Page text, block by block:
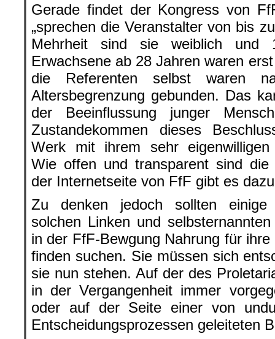
Gerade findet der Kongress von
„sprechen die Veranstalter von bis
Mehrheit sind sie weiblich
Erwachsene ab 28 Jahren waren
die Referenten selbst waren
Altersbegrenzung gebunden. Das
der Beeinflussung junger
Zustandekommen dieses
Werk mit ihrem sehr eigenwilligen
Wie offen und transparent sind die
der Internetseite von FfF gibt es
Zu denken jedoch sollten einige
solchen Linken und
in der FfF-Bewgung Nahrung für
finden suchen. Sie müssen sich
sie nun stehen. Auf der des
in der Vergangenheit immer
oder auf der Seite einer von
Entscheidungsprozessen geleiteten